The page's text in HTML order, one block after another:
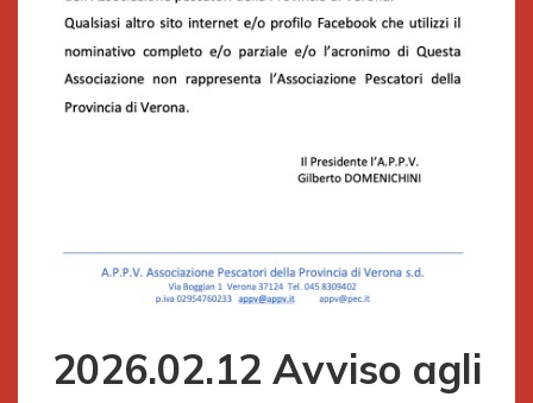
2026.02.12 Avviso agli